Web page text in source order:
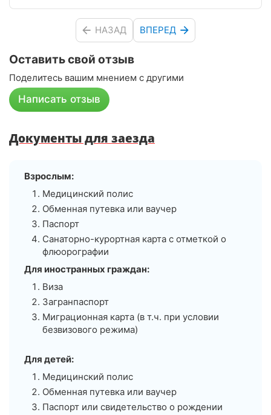
НАЗАД ВПЕРЕД
Оставить свой отзыв
Поделитесь вашим мнением с другими
Написать отзыв
Документы для заезда
Взрослым:
Медицинский полис
Обменная путевка или ваучер
Паспорт
Санаторно-курортная карта с отметкой о
флюорографии
Для иностранных граждан:
Виза
Загранпаспорт
Миграционная карта (в т.ч. при условии
безвизового режима)
Для детей:
Медицинский полис
Обменная путевка или ваучер
Паспорт или свидетельство о рождении